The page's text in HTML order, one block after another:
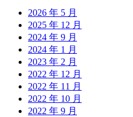
2026 年 5 月
2025 年 12 月
2024 年 9 月
2024 年 1 月
2023 年 2 月
2022 年 12 月
2022 年 11 月
2022 年 10 月
2022 年 9 月